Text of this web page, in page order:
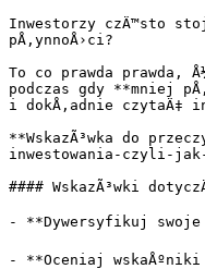
Inwestorzy czÄ™sto
pÅ‚ynnoÅ›ci?
To co prawda prawda,
podczas gdy **mniej
i dokÅ‚adnie czytaÄ‡
**WskazÃ³wka do
inwestowania-czyli-
#### WskazÃ³wki
- **Dywersyfikuj swoje
- **Oceniaj wskaÅºniki